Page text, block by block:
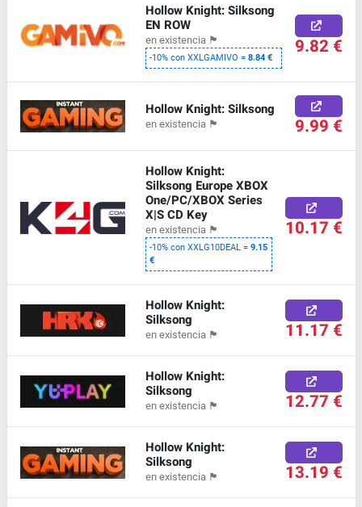
Hollow Knight: Silksong
EN ROW
en existencia 🏴
-10% con XXLGAMIVO =8.84 € 9.82 €
Hollow Knight: Silksong
en existencia 🏴 9.99 €
Hollow Knight:
Silksong Europe XBOX
One/PC/XBOX Series
X|S CD Key
en existencia 🏴
-10% con XXLG10DEAL =9.15
€
10.17 €
Hollow Knight:
Silksong
en existencia 🏴 11.17 €
Hollow Knight:
Silksong
en existencia 🏴 12.77 €
Hollow Knight:
Silksong
en existencia 🏴 13.19 €